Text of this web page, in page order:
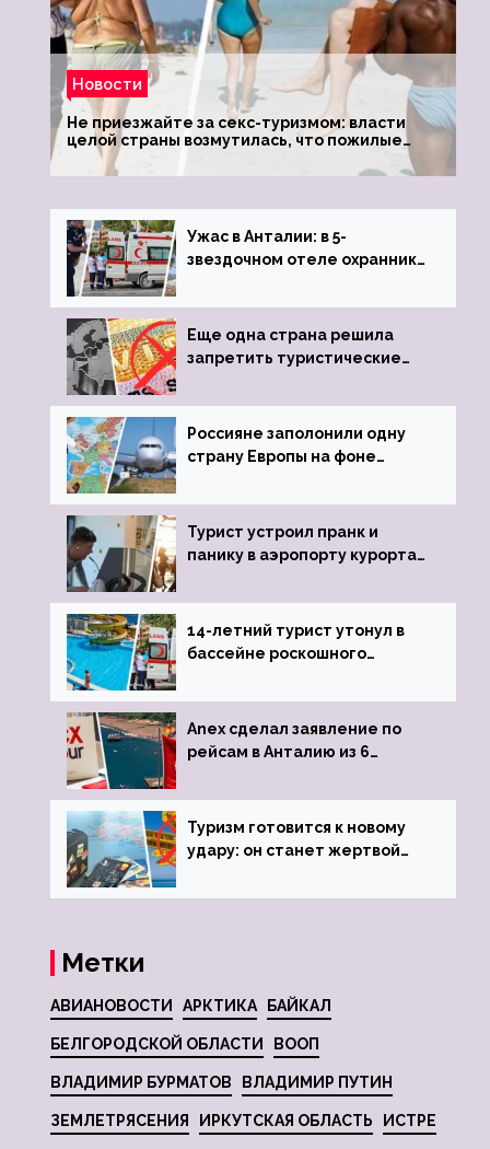
Новости
Не приезжайте за секс-туризмом: власти
целой страны возмутилась, что пожилые
туристки массово едут к ним, чтобы
обзавестись молодыми любовниками
Ужас в Анталии: в 5-
звездочном отеле охранник
пистолета
Еще одна страна решила
запретить туристические
Россияне заполонили одну
страну Европы на фоне
виз
Турист устроил пранк и
панику в аэропорту курорта,
задержке рейса
14-летний турист утонул в
бассейне роскошного
Anex сделал заявление по
рейсам в Анталию из 6
Туризм готовится к новому
удару: он станет жертвой
Метки
АВИАНОВОСТИ АРКТИКА БАЙКАЛ
БЕЛГОРОДСКОЙ ОБЛАСТИ ВООП
ВЛАДИМИР БУРМАТОВ ВЛАДИМИР ПУТИН
ЗЕМЛЕТРЯСЕНИЯ ИРКУТСКАЯ ОБЛАСТЬ ИСТРЕ